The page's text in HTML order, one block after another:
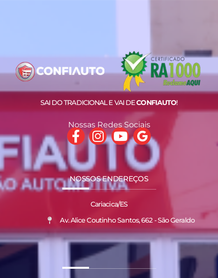
SAI DO TRADICIONAL E VAI DECONFIAUTO!
Nossas Redes Sociais
NOSSOS ENDEREÇOS
Cariacica/ES
Av. Alice Coutinho Santos, 662 - São Geraldo